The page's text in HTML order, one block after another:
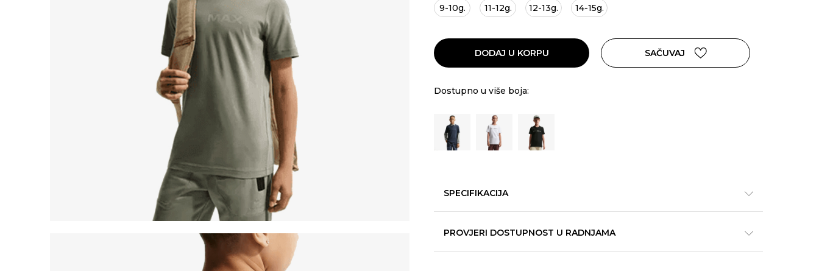
9-10g.
11-12g. 12-13g. 14-15g.
DODAJ U KORPU SAČUVAJ
Dostupno u više boja:
SPECIFIKACIJA
PROVJERI DOSTUPNOST U RADNJAMA